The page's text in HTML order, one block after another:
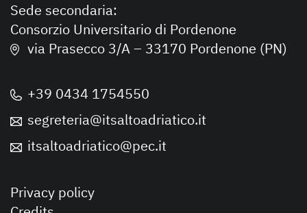
Sede secondaria:
Consorzio Universitario di Pordenone
via Prasecco 3/A – 33170 Pordenone (PN)
+39 0434 1754550
segreteria@itsaltoadriatico.it
itsaltoadriatico@pec.it
Privacy policy